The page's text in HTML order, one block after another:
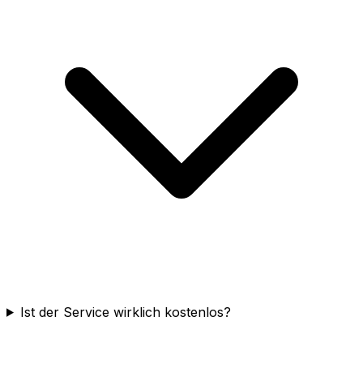
Ist der Service wirklich kostenlos?